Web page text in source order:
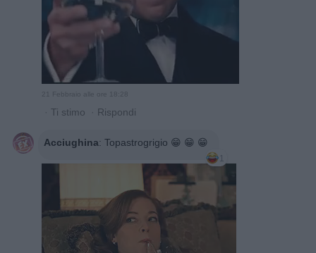
· Ti stimo · Rispondi
Acciughina: Topastrogrigio 😁 😁 😁
1